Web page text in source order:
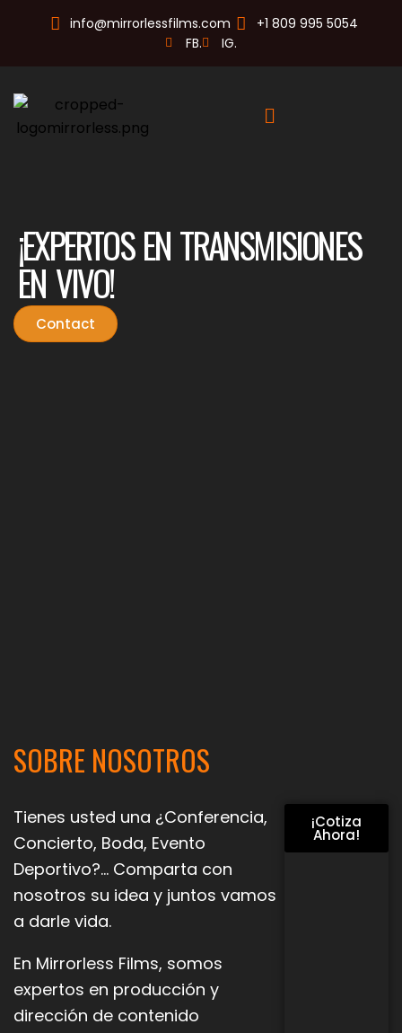
info@mirrorlessfilms.com
+1 809 995 5054
FB.
IG.
¡EXPERTOS EN TRANSMISIONES
EN VIVO!
Contact
SOBRE NOSOTROS
Tienes usted una ¿Conferencia,
Concierto, Boda, Evento
Deportivo?… Comparta con
nosotros su idea y juntos vamos
a darle vida.
En Mirrorless Films, somos
expertos en producción y
dirección de contenido
¡Cotiza
Ahora!